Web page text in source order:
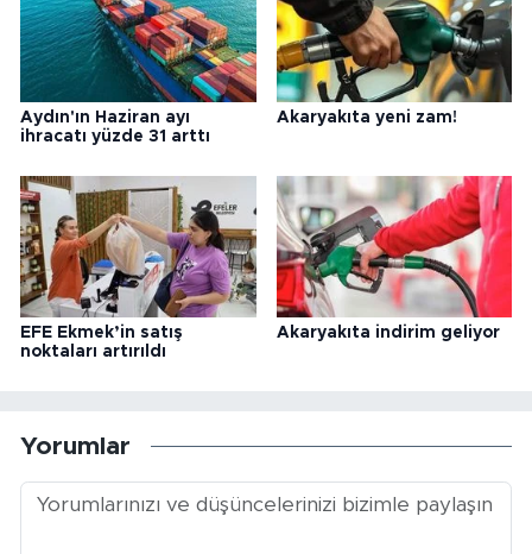
Aydın'ın Haziran ayı
ihracatı yüzde 31 arttı
Akaryakıta yeni zam!
EFE Ekmek’in satış
noktaları artırıldı
Akaryakıta indirim geliyor
Yorumlar